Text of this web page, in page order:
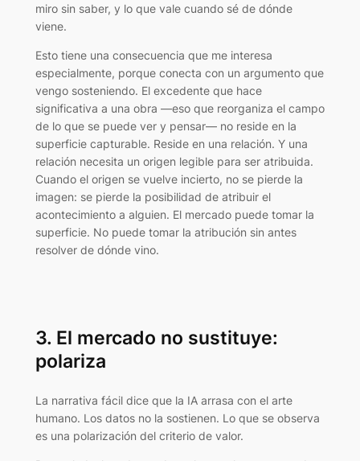
miro sin saber, y lo que vale cuando sé de dónde
viene.
Esto tiene una consecuencia que me interesa
especialmente, porque conecta con un argumento que
vengo sosteniendo. El excedente que hace
significativa a una obra —eso que reorganiza el campo
de lo que se puede ver y pensar— no reside en la
superficie capturable. Reside en una relación. Y una
relación necesita un origen legible para ser atribuida.
Cuando el origen se vuelve incierto, no se pierde la
imagen: se pierde la posibilidad de atribuir el
acontecimiento a alguien. El mercado puede tomar la
superficie. No puede tomar la atribución sin antes
resolver de dónde vino.
3. El mercado no sustituye:
polariza
La narrativa fácil dice que la IA arrasa con el arte
humano. Los datos no la sostienen. Lo que se observa
es una polarización del criterio de valor.